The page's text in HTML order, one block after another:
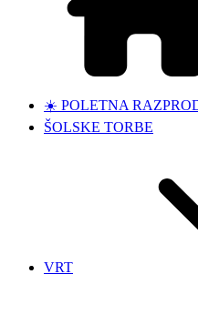
☀️ POLETNA
ŠOLSKE TORBE
VRT